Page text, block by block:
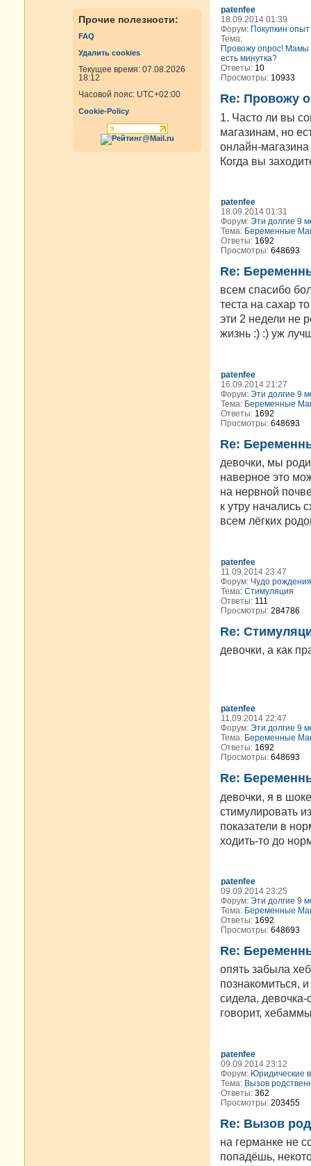
Прочие полезности:
FAQ
Удалить cookies
Текущее время: 07.08.2026
18:12
Часовой пояс: UTC+02:00
Cookie-Policy
patenfee
18.09.2014 01:39
Форум: Покупкин опыт
Тема:
Провожу опрос! Мамы
есть минутка?
Ответы: 10
Просмотры: 10933
Re: Провожу
1. Часто ли вы
магазинам, но
онлайн-
Когда вы
patenfee
18.09.2014 01:31
Форум: Эти долгие 9
Тема: Беременные
Ответы: 1692
Просмотры: 648693
Re:
всем спасибо
теста на сахар
эти 2 недели не
жизнь :) :) уж
patenfee
16.09.2014 21:27
Форум: Эти долгие 9
Тема: Беременные
Ответы: 1692
Просмотры: 648693
Re:
девочки, мы
наверное это
на нервной
к утру начались
всем лёгких
patenfee
11.09.2014 23:47
Форум: Чудо рождения
Тема: Стимуляция
Ответы: 111
Просмотры: 284786
Re:
девочки, а как
patenfee
11.09.2014 22:47
Форум: Эти долгие 9
Тема: Беременные
Ответы: 1692
Просмотры: 648693
Re:
девочки, я в
стимулировать
показатели в
ходить-то до
patenfee
09.09.2014 23:25
Форум: Эти долгие 9
Тема: Беременные
Ответы: 1692
Просмотры: 648693
Re:
опять забыла
познакомиться,
сидела,
говорит,
patenfee
09.09.2014 23:12
Форум: Юридические
Тема: Вызов
Ответы: 362
Просмотры: 203455
Re: Вызов
на германке не
попадёшь,